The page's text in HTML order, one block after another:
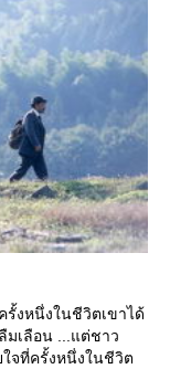
รั้งหนึ่งในชีวิตเขาได้
มเลือน ...แต่ชาว
จที่ครั้งหนึ่งในชีวิต